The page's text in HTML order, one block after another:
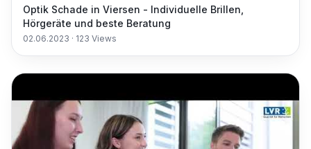
Optik Schade in Viersen - Individuelle Brillen,
Hörgeräte und beste Beratung
02.06.2023 · 123 Views